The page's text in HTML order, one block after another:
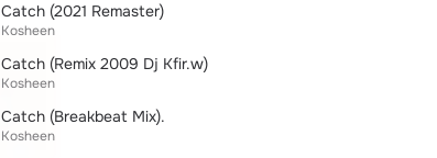
Catch (2021 Remaster)
Kosheen
Catch (Remix 2009 Dj Kfir.w)
Kosheen
Catch (Breakbeat Mix).
Kosheen